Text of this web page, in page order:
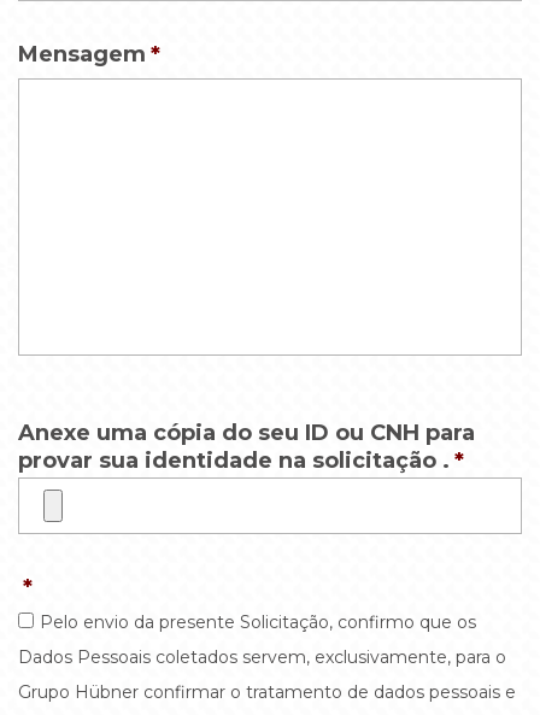
slash
Mensagem *
Anexe uma cópia do seu ID ou CNH para
provar sua identidade na solicitação . *
*
Pelo envio da presente Solicitação, confirmo que os
Dados Pessoais coletados servem, exclusivamente, para o
Grupo Hübner confirmar o tratamento de dados pessoais e